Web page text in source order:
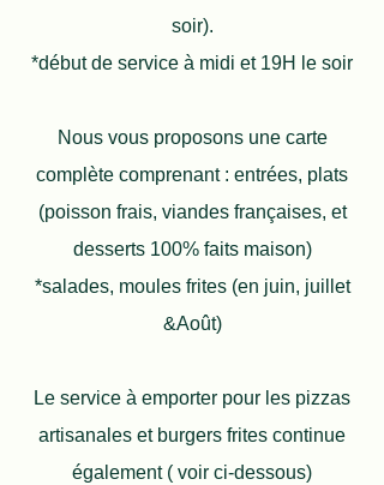
soir).
*début de service à midi et 19H le soir
Nous vous proposons une carte
complète comprenant : entrées, plats
(poisson frais, viandes françaises, et
desserts 100% faits maison)
*salades, moules frites (en juin, juillet
&Août)
Le service à emporter pour les pizzas
artisanales et burgers frites continue
également ( voir ci-dessous)